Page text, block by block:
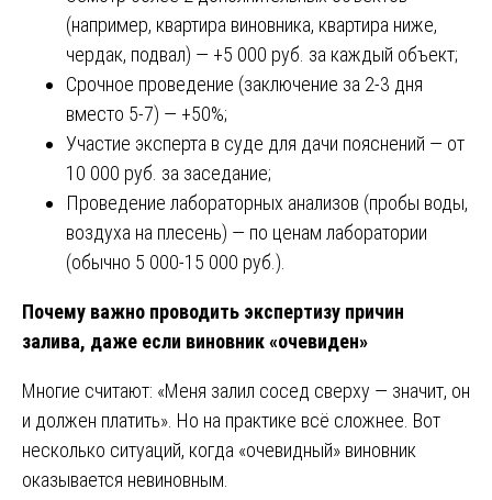
(например, квартира виновника, квартира ниже,
чердак, подвал) — +5 000 руб. за каждый объект;
Срочное проведение (заключение за 2-3 дня
вместо 5-7) — +50%;
Участие эксперта в суде для дачи пояснений — от
10 000 руб. за заседание;
Проведение лабораторных анализов (пробы воды,
воздуха на плесень) — по ценам лаборатории
(обычно 5 000-15 000 руб.).
Почему важно проводить экспертизу причин
залива, даже если виновник «очевиден»
Многие считают: «Меня залил сосед сверху — значит, он
и должен платить». Но на практике всё сложнее. Вот
несколько ситуаций, когда «очевидный» виновник
оказывается невиновным.